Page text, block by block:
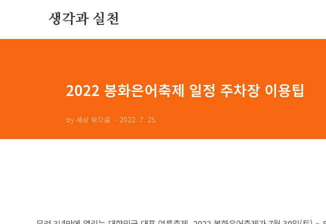
생각과 실천
2022 봉화은어축제 일정 주차장 이용팁
by 세상 밖으로 2022. 7. 25.